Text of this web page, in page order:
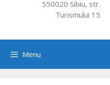
550020 Sibiu, str.
Turismului 15
Menu